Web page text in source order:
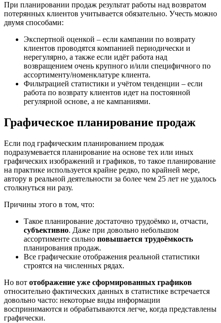
При планировании продаж результат работы над возвратом
потерянных клиентов учитывается обязательно. Учесть можно
двумя способами:
Экспертной оценкой – если кампании по возврату
клиентов проводятся компанией периодически и
нерегулярно, а также если идёт работа над
возвращением очень крупного и/или специфичного по
ассортименту/номенклатуре клиента.
Фильтрацией статистики и учётом тенденции – если
работа по возврату клиентов идет на постоянной
регулярной основе, а не кампаниями.
Графическое планирование продаж
Если под графическим планированием продаж
подразумевается планирование на основе тех или иных
графических изображений и графиков, то такое планирование
на практике используется крайне редко, по крайней мере,
автору в реальной деятельности за более чем 25 лет не удалось
столкнуться ни разу.
Причины этого в том, что:
Такое планирование достаточно трудоёмко и, отчасти,
субъективно. Даже при довольно небольшом
ассортименте сильно повышается трудоёмкость
планирования продаж.
Все графические отображения реальной статистики
строятся на численных рядах.
Но вот отображение уже сформированных графиков
относительно фактических данных в статистике встречается
довольно часто: некоторые виды информации
воспринимаются и обрабатываются легче, когда представлены
графически.